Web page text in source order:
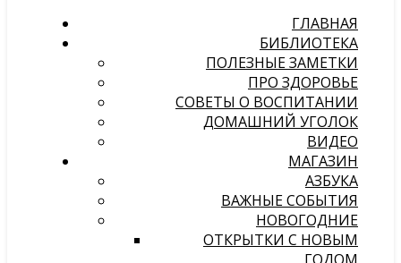
ГЛАВНАЯ
БИБЛИОТЕКА
ПОЛЕЗНЫЕ ЗАМЕТКИ
ПРО ЗДОРОВЬЕ
СОВЕТЫ О ВОСПИТАНИИ
ДОМАШНИЙ УГОЛОК
ВИДЕО
МАГАЗИН
АЗБУКА
ВАЖНЫЕ СОБЫТИЯ
НОВОГОДНИЕ
ОТКРЫТКИ С НОВЫМ